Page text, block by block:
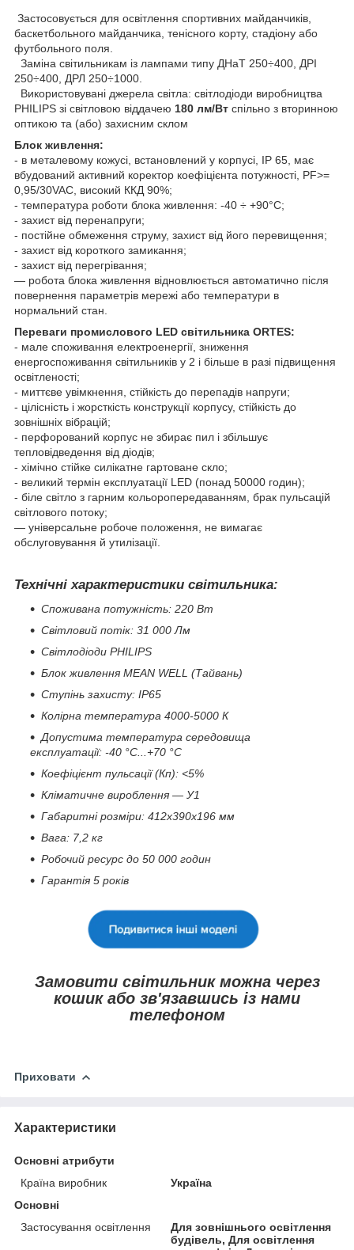
Застосовується для освітлення спортивних майданчиків,
баскетбольного майданчика, тенісного корту, стадіону або
футбольного поля.
Заміна світильникам із лампами типу ДНаТ 250÷400, ДРІ
250÷400, ДРЛ 250÷1000.
Використовувані джерела світла: світлодіоди виробництва
PHILIPS зі світловою віддачею 180 лм/Вт спільно з вторинною
оптикою та (або) захисним склом
Блок живлення:
- в металевому кожусі, встановлений у корпусі, IP 65, має
вбудований активний коректор коефіцієнта потужності, PF>=
0,95/30VAC, високий ККД 90%;
- температура роботи блока живлення: -40 ÷ +90°С;
- захист від перенапруги;
- постійне обмеження струму, захист від його перевищення;
- захист від короткого замикання;
- захист від перегрівання;
— робота блока живлення відновлюється автоматично після
повернення параметрів мережі або температури в
нормальний стан.
Переваги промислового LED світильника ORTES:
- мале споживання електроенергії, зниження
енергоспоживання світильників у 2 і більше в разі підвищення
освітленості;
- миттєве увімкнення, стійкість до перепадів напруги;
- цілісність і жорсткість конструкції корпусу, стійкість до
зовнішніх вібрацій;
- перфорований корпус не збирає пил і збільшує
тепловідведення від діодів;
- хімічно стійке силікатне гартоване скло;
- великий термін експлуатації LED (понад 50000 годин);
- біле світло з гарним кольоропередаванням, брак пульсацій
світлового потоку;
— універсальне робоче положення, не вимагає
обслуговування й утилізації.
Технічні характеристики світильника:
Споживана потужність: 220 Вт
Світловий потік: 31 000 Лм
Світлодіоди PHILIPS
Блок живлення MEAN WELL (Тайвань)
Ступінь захисту: IP65
Колірна температура 4000-5000 К
Допустима температура середовища
експлуатації: -40 °C...+70 °C
Коефіцієнт пульсації (Кп): <5%
Кліматичне вироблення — У1
Габаритні розміри: 412х390х196 мм
Вага: 7,2 кг
Робочий ресурс до 50 000 годин
Гарантія 5 років
Замовити світильник можна через
кошик або зв'язавшись із нами
телефоном
Приховати
Характеристики
Основні атрибути
Країна виробник
Україна
Основні
Застосування освітлення
Для зовнішнього освітлення
будівель, Для освітлення